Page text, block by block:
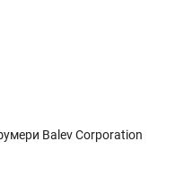
Balev Corporation